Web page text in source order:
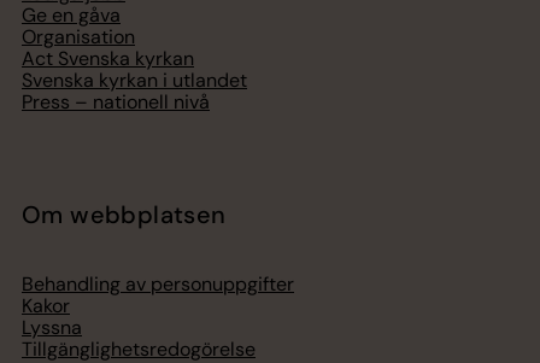
Ge en gåva
Organisation
Act Svenska kyrkan
Svenska kyrkan i utlandet
Press – nationell nivå
Om webbplatsen
Behandling av personuppgifter
Kakor
Lyssna
Tillgänglighetsredogörelse